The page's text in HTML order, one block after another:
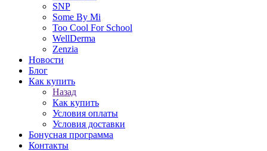
SNP
Some By Mi
Too Cool For School
WellDerma
Zenzia
Новости
Блог
Как купить
Назад
Как купить
Условия оплаты
Условия доставки
Бонусная программа
Контакты